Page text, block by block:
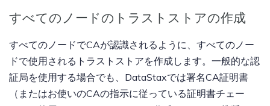
すべてのノードのトラストストアの作成
すべてのノードでCAが認識されるように、すべてのノー
ドで使用されるトラストストアを作成します。一般的な認
証局を使用する場合でも、DataStaxでは署名CA証明書
（またはお使いのCAの指示に従っている証明書チェー